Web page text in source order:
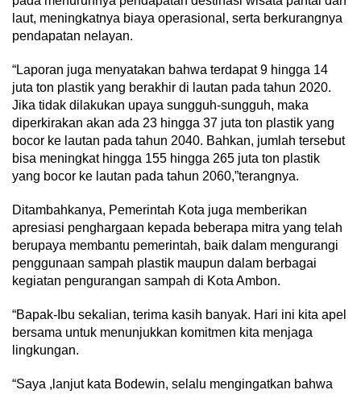
laut, meningkatnya biaya operasional, serta berkurangnya
pendapatan nelayan.
“Laporan juga menyatakan bahwa terdapat 9 hingga 14
juta ton plastik yang berakhir di lautan pada tahun 2020.
Jika tidak dilakukan upaya sungguh-sungguh, maka
diperkirakan akan ada 23 hingga 37 juta ton plastik yang
bocor ke lautan pada tahun 2040. Bahkan, jumlah tersebut
bisa meningkat hingga 155 hingga 265 juta ton plastik
yang bocor ke lautan pada tahun 2060,”terangnya.
Ditambahkanya, Pemerintah Kota juga memberikan
apresiasi penghargaan kepada beberapa mitra yang telah
berupaya membantu pemerintah, baik dalam mengurangi
penggunaan sampah plastik maupun dalam berbagai
kegiatan pengurangan sampah di Kota Ambon.
“Bapak-Ibu sekalian, terima kasih banyak. Hari ini kita apel
bersama untuk menunjukkan komitmen kita menjaga
lingkungan.
“Saya ,lanjut kata Bodewin, selalu mengingatkan bahwa